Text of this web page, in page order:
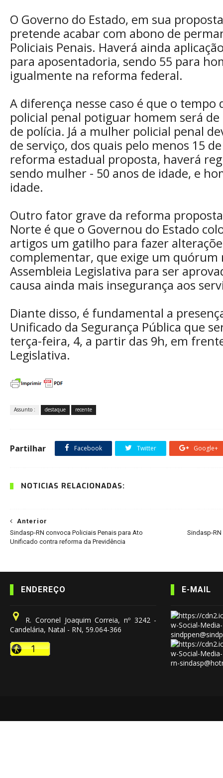
O Governo do Estado, em sua
pretende acabar com abono de
Policiais Penais. Haverá ainda
para aposentadoria, sendo 55 para
igualmente na reforma federal.
A diferença nesse caso é que o tempo
policial penal potiguar homem será de
de polícia. Já a mulher policial penal
de serviço, dos quais pelo menos 15
reforma estadual proposta, haverá
sendo mulher - 50 anos de idade, e
idade.
Outro fator grave da reforma
Norte é que o Governou do Estado
artigos um gatilho para fazer
complementar, que exige um quórum
Assembleia Legislativa para ser
causa ainda mais insegurança aos
Diante disso, é fundamental a
Unificado da Segurança Pública que
terça-feira, 4, a partir das 9h, em
Legislativa.
Assunto : destaque recente
Partilhar Facebook Twitter Google+
NOTÍCIAS RELACIONADAS:
Sindasp-
Anterior
Sindasp-RN convoca Policiais Penais para Ato
Unificado contra reforma da Previdência
ENDEREÇO
R. Coronel Joaquim Correia, nº 3242 -
Candelária, Natal - RN, 59.064-366
E-MAIL
rn-